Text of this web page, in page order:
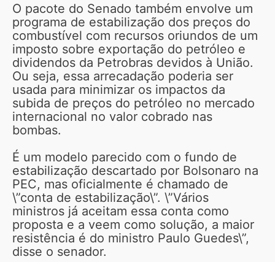
O pacote do Senado também envolve um
programa de estabilização dos preços do
combustível com recursos oriundos de um
imposto sobre exportação do petróleo e
dividendos da Petrobras devidos à União.
Ou seja, essa arrecadação poderia ser
usada para minimizar os impactos da
subida de preços do petróleo no mercado
internacional no valor cobrado nas
bombas.
É um modelo parecido com o fundo de
estabilização descartado por Bolsonaro na
PEC, mas oficialmente é chamado de
\”conta de estabilização\”. \”Vários
ministros já aceitam essa conta como
proposta e a veem como solução, a maior
resistência é do ministro Paulo Guedes\”,
disse o senador.